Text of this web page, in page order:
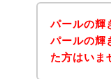
パールの輝
パールの輝
た方はいま